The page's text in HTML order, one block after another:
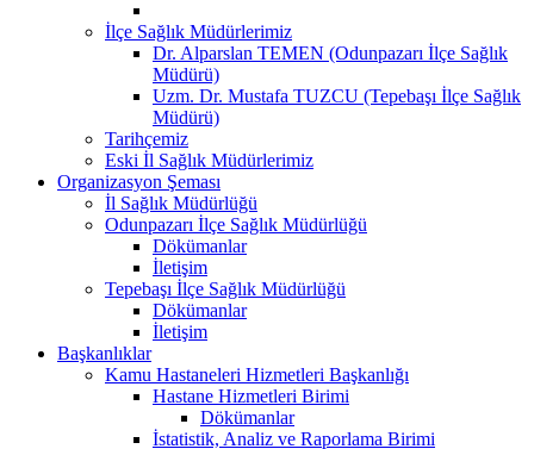
İlçe Sağlık Müdürlerimiz
Dr. Alparslan TEMEN (Odunpazarı İlçe Sağlık
Müdürü)
Uzm. Dr. Mustafa TUZCU (Tepebaşı İlçe Sağlık
Müdürü)
Tarihçemiz
Eski İl Sağlık Müdürlerimiz
Organizasyon Şeması
İl Sağlık Müdürlüğü
Odunpazarı İlçe Sağlık Müdürlüğü
Dökümanlar
İletişim
Tepebaşı İlçe Sağlık Müdürlüğü
Dökümanlar
İletişim
Başkanlıklar
Kamu Hastaneleri Hizmetleri Başkanlığı
Hastane Hizmetleri Birimi
Dökümanlar
İstatistik, Analiz ve Raporlama Birimi